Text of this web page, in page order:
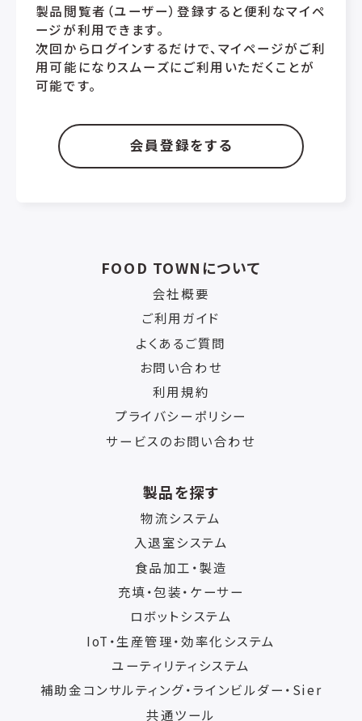
製品閲覧者（ユーザー）登録すると便利なマイペ
ージが利用できます。
次回からログインするだけで、マイページがご利
用可能になりスムーズにご利用いただくことが
可能です。
会員登録をする
FOOD TOWNについて
会社概要
ご利用ガイド
よくあるご質問
お問い合わせ
利用規約
プライバシーポリシー
サービスのお問い合わせ
製品を探す
物流システム
入退室システム
食品加工・製造
充填・包装・ケーサー
ロボットシステム
IoT・生産管理・効率化システム
ユーティリティシステム
補助金コンサルティング・ラインビルダー・Sier
共通ツール